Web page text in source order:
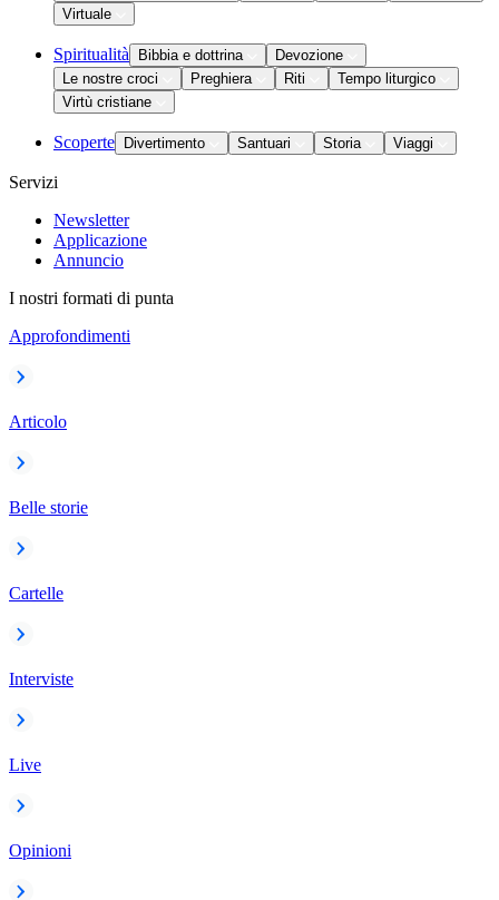
Virtuale
Spiritualità Bibbia e dottrina
Devozione
Le nostre croci
Preghiera Riti
Tempo liturgico
Virtù cristiane
Scoperte Divertimento Santuari Storia Viaggi
Servizi
Newsletter
Applicazione
Annuncio
I nostri formati di punta
Approfondimenti
Articolo
Belle storie
Cartelle
Interviste
Live
Opinioni